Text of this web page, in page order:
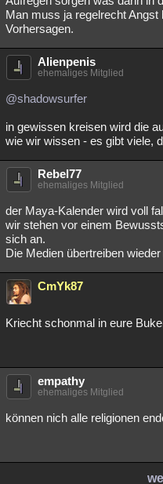
Man muss ja regelrecht
Vorhersagen.
Alienpenis
ehemaliges Mitglied
@shadowsurfer
in gewissen kreisen wird die
wie wir wissen - es gibt viele,
Rebel77
ehemaliges Mitglied
der Maya-Kalender wird voll
wir stehen vor einem
sich an.
Die Medien übertreiben wieder
CmYk87
Kriecht schonmal in eure
empathy
ehemaliges Mitglied
können nich alle religionen